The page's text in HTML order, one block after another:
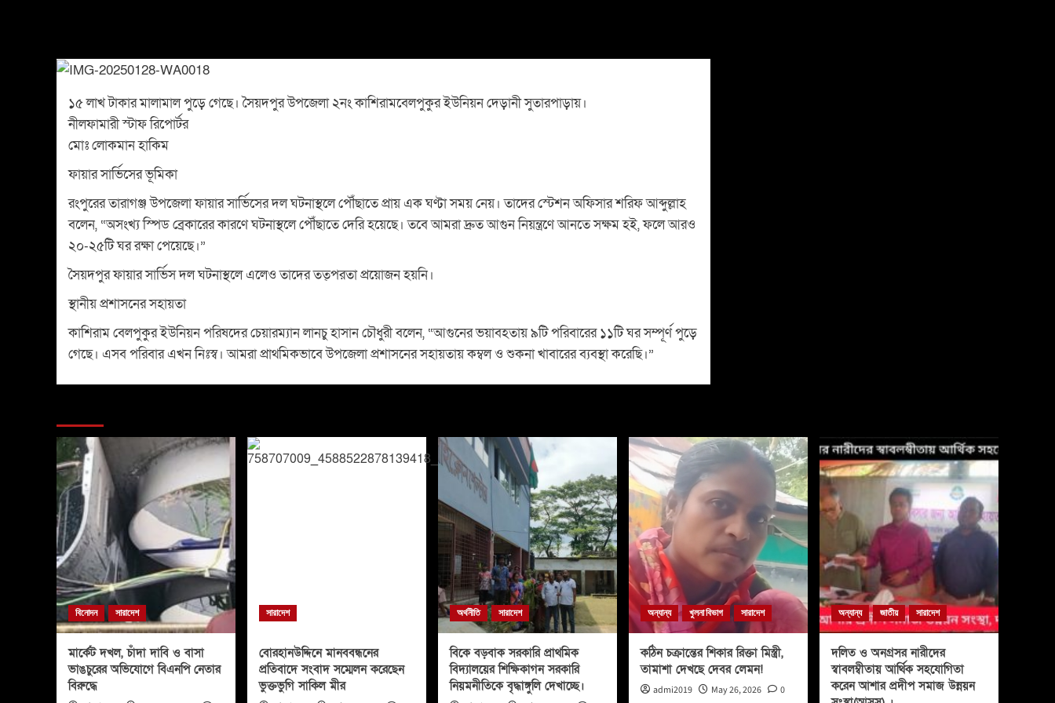
১৫ লাখ টাকার মালামাল পুড়ে গেছে। সৈয়দপুর উপজেলা ২নং কাশিরামবেলপুকুর ইউনিয়ন দেড়ানী সুতারপাড়ায়।
নীলফামারী স্টাফ রিপোর্টর
মোঃ লোকমান হাকিম
ফায়ার সার্ভিসের ভূমিকা
রংপুরের তারাগঞ্জ উপজেলা ফায়ার সার্ভিসের দল ঘটনাস্থলে পৌঁছাতে প্রায় এক ঘণ্টা সময় নেয়। তাদের স্টেশন অফিসার শরিফ আব্দুল্লাহ
বলেন, “অসংখ্য স্পিড ব্রেকারের কারণে ঘটনাস্থলে পৌঁছাতে দেরি হয়েছে। তবে আমরা দ্রুত আগুন নিয়ন্ত্রণে আনতে সক্ষম হই, ফলে আরও
২০-২৫টি ঘর রক্ষা পেয়েছে।”
সৈয়দপুর ফায়ার সার্ভিস দল ঘটনাস্থলে এলেও তাদের তত্পরতা প্রয়োজন হয়নি।
স্থানীয় প্রশাসনের সহায়তা
কাশিরাম বেলপুকুর ইউনিয়ন পরিষদের চেয়ারম্যান লানচু হাসান চৌধুরী বলেন, “আগুনের ভয়াবহতায় ৯টি পরিবারের ১১টি ঘর সম্পূর্ণ পুড়ে
গেছে। এসব পরিবার এখন নিঃস্ব। আমরা প্রাথমিকভাবে উপজেলা প্রশাসনের সহায়তায় কম্বল ও শুকনা খাবারের ব্যবস্থা করেছি।”
বিনোদন সারাদেশ
মার্কেট দখল, চাঁদা দাবি ও বাসা
ভাঙচুরের অভিযোগে বিএনপি নেতার
বিরুদ্ধে
সারাদেশ
বোরহানউদ্দিনে মানববন্ধনের
প্রতিবাদে সংবাদ সম্মেলন করেছেন
ভুক্তভুগি সাকিল মীর
অর্থনীতি সারাদেশ
বিকে বড়বাক সরকারি প্রাথমিক
বিদ্যালয়ের শিক্ষিকাগন সরকারি
নিয়মনীতিকে বৃদ্ধাঙ্গুলি দেখাচ্ছে।
অন্যান্য খুলনা বিভাগ সারাদেশ
কঠিন চক্রান্তের শিকার রিক্তা মিস্ত্রী,
তামাশা দেখছে দেবর লেমন!
admi2019 May 26, 2026 0
অন্যান্য জাতীয় সারাদেশ
দলিত ও অনগ্রসর নারীদের
স্বাবলম্বীতায় আর্থিক সহযোগিতা
করেন আশার প্রদীপ সমাজ উন্নয়ন